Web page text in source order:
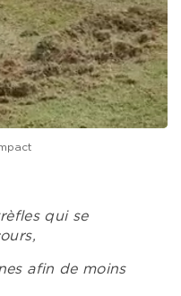
qui se
afin de moins